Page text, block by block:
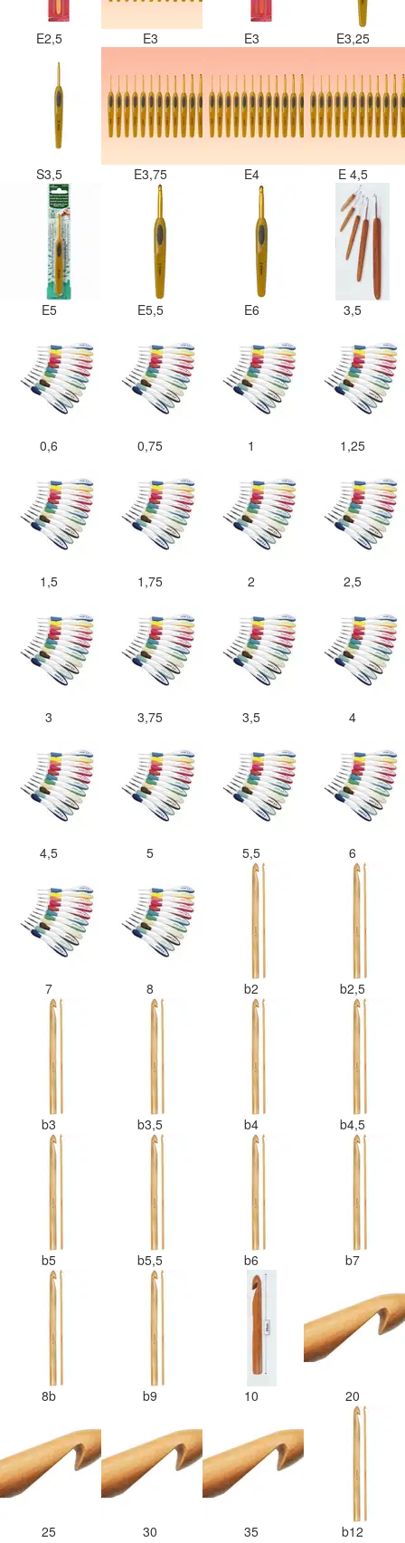
E2,5 E3 E3 E3,25
S3,5 E3,75 E4 E 4,5
E5 E5,5 E6 3,5
0,6 0,75 1 1,25
1,5 1,75 2 2,5
3 3,75 3,5 4
4,5 5 5,5 6
7 8 b2 b2,5
b3 b3,5 b4 b4,5
b5 b5,5 b6 b7
8b b9 10 20
25 30 35 b12